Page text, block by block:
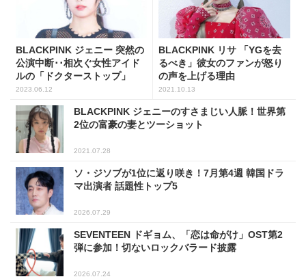
BLACKPINK ジェニー 突然の
公演中断･･相次ぐ女性アイド
ルの「ドクターストップ」
2023.06.12
BLACKPINK リサ 「YGを去
るべき」彼女のファンが怒り
の声を上げる理由
2021.10.13
BLACKPINK ジェニーのすさまじい人脈！世界第
2位の富豪の妻とツーショット
2021.07.28
ソ・ジソブが1位に返り咲き！7月第4週 韓国ドラ
マ出演者 話題性トップ5
2026.07.29
SEVENTEEN ドギョム、「恋は命がけ」OST第2
弾に参加！切ないロックバラード披露
2026.07.24